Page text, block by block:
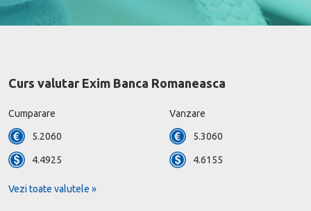
Curs valutar Exim Banca Romaneasca
Cumparare Vanzare
5.2060 5.3060
4.4925 4.6155
Vezi toate valutele »